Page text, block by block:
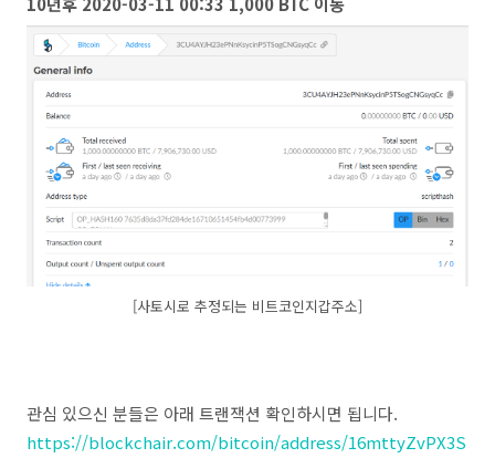
[사토시로 추정되는 비트코인지갑주소]
관심 있으신 분들은 아래 트랜잭션 확인하시면 됩니다.
https://blockchair.com/bitcoin/address/16mttyZvPX3S